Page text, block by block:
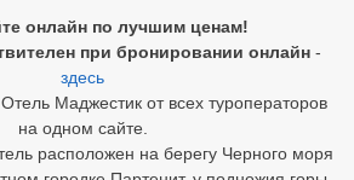
онлайн по лучшим ценам!
при бронировании онлайн -
здесь
Маджестик от всех туроператоров
на одном сайте.
расположен на берегу Черного моря